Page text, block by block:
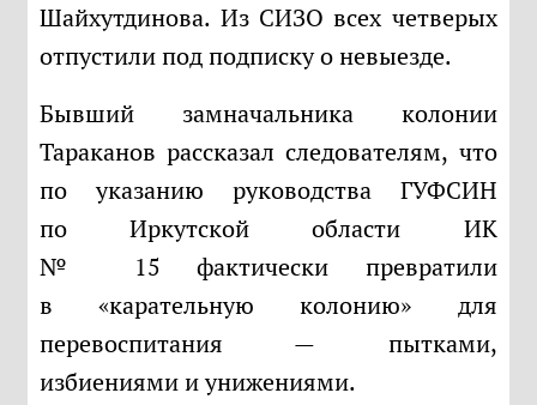
Шайхутдинова. Из СИЗО всех четверых
отпустили под подписку о невыезде.
Бывший замначальника колонии
Тараканов рассказал следователям, что
по указанию руководства ГУФСИН
по Иркутской области ИК
№ 15 фактически превратили
в «карательную колонию» для
перевоспитания — пытками,
избиениями и унижениями.